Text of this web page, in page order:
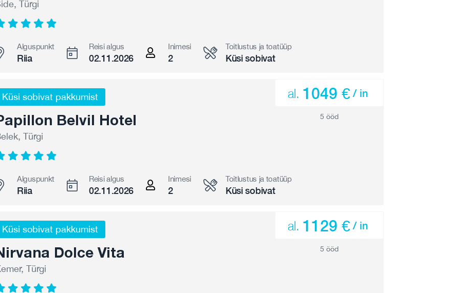
Türgi
Alguspunkt
Riia
Reisi algus
02.11.2026
Inimesi
2
Toitlustus ja toatüüp
Küsi sobivat
Küsi sobivat pakkumist
Belvil Hotel
Türgi
al. 1049 € / in
5 ööd
Alguspunkt
Riia
Reisi algus
02.11.2026
Inimesi
2
Toitlustus ja toatüüp
Küsi sobivat
Küsi sobivat pakkumist
Dolce Vita
Türgi
al. 1129 € / in
5 ööd